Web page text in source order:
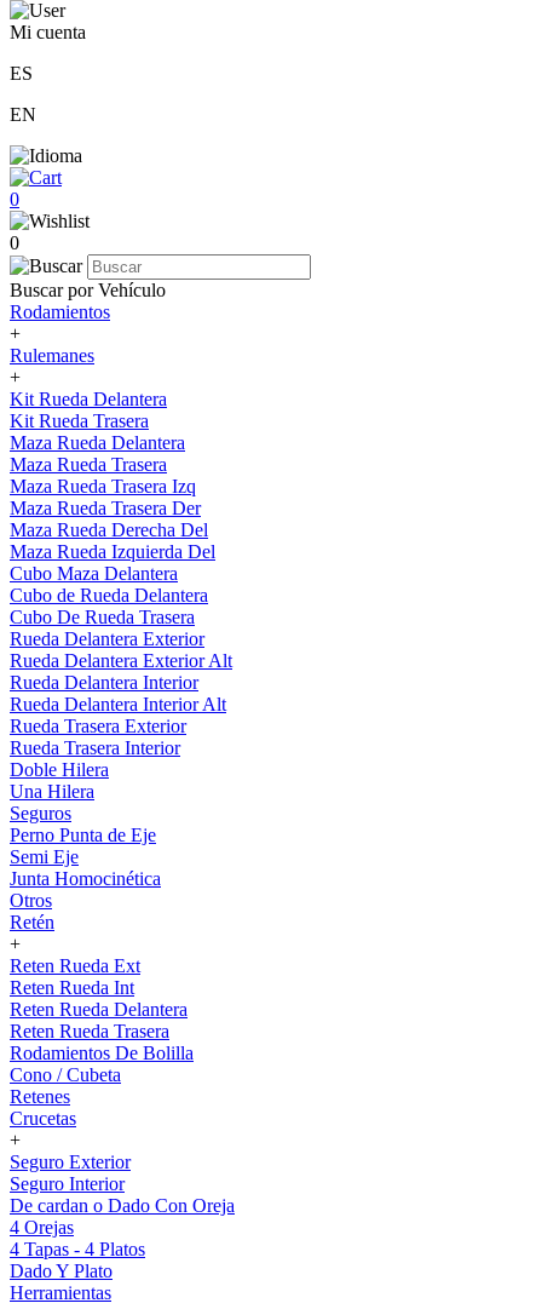
Mi cuenta
ES
EN
0
0
Buscar por Vehículo
Rodamientos
+
Rulemanes
+
Kit Rueda Delantera
Kit Rueda Trasera
Maza Rueda Delantera
Maza Rueda Trasera
Maza Rueda Trasera Izq
Maza Rueda Trasera Der
Maza Rueda Derecha Del
Maza Rueda Izquierda Del
Cubo Maza Delantera
Cubo de Rueda Delantera
Cubo De Rueda Trasera
Rueda Delantera Exterior
Rueda Delantera Exterior Alt
Rueda Delantera Interior
Rueda Delantera Interior Alt
Rueda Trasera Exterior
Rueda Trasera Interior
Doble Hilera
Una Hilera
Seguros
Perno Punta de Eje
Semi Eje
Junta Homocinética
Otros
Retén
+
Reten Rueda Ext
Reten Rueda Int
Reten Rueda Delantera
Reten Rueda Trasera
Rodamientos De Bolilla
Cono / Cubeta
Retenes
Crucetas
+
Seguro Exterior
Seguro Interior
De cardan o Dado Con Oreja
4 Orejas
4 Tapas - 4 Platos
Dado Y Plato
Herramientas